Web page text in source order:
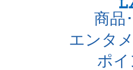
商品
エンタ
ポ